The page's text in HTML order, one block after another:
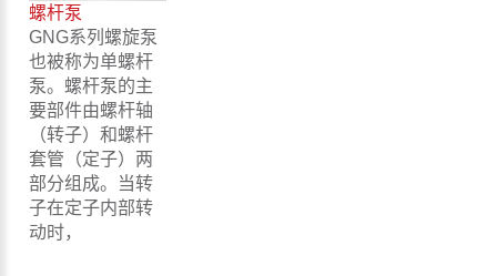
螺杆泵
GNG系列螺旋泵
也被称为单螺杆
泵。螺杆泵的主
要部件由螺杆轴
（转子）和螺杆
套管（定子）两
部分组成。当转
子在定子内部转
动时，